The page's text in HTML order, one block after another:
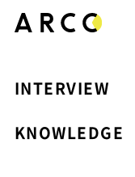
INTERVIEW
KNOWLEDGE